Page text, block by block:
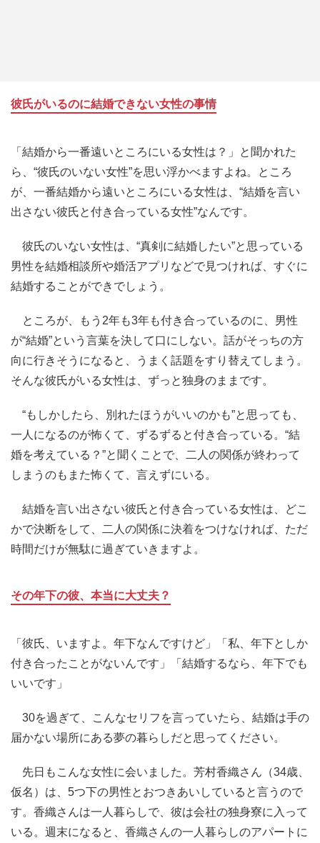
彼氏がいるのに結婚できない女性の事情
「結婚から一番遠いところにいる女性は？」と聞かれた
ら、“彼氏のいない女性”を思い浮かべますよね。ところ
が、一番結婚から遠いところにいる女性は、“結婚を言い
出さない彼氏と付き合っている女性”なんです。
彼氏のいない女性は、“真剣に結婚したい”と思っている
男性を結婚相談所や婚活アプリなどで見つければ、すぐに
結婚することができでしょう。
ところが、もう2年も3年も付き合っているのに、男性
が“結婚”という言葉を決して口にしない。話がそっちの方
向に行きそうになると、うまく話題をすり替えてしまう。
そんな彼氏がいる女性は、ずっと独身のままです。
“もしかしたら、別れたほうがいいのかも”と思っても、
一人になるのが怖くて、ずるずると付き合っている。“結
婚を考えている？”と聞くことで、二人の関係が終わって
しまうのもまた怖くて、言えずにいる。
結婚を言い出さない彼氏と付き合っている女性は、どこ
かで決断をして、二人の関係に決着をつけなければ、ただ
時間だけが無駄に過ぎていきますよ。
その年下の彼、本当に大丈夫？
「彼氏、いますよ。年下なんですけど」「私、年下としか
付き合ったことがないんです」「結婚するなら、年下でも
いいです」
30を過ぎて、こんなセリフを言っていたら、結婚は手の
届かない場所にある夢の暮らしだと思ってください。
先日もこんな女性に会いました。芳村香織さん（34歳、
仮名）は、5つ下の男性とおつきあいしていると言うので
す。香織さんは一人暮らしで、彼は会社の独身寮に入って
いる。週末になると、香織さんの一人暮らしのアパートに